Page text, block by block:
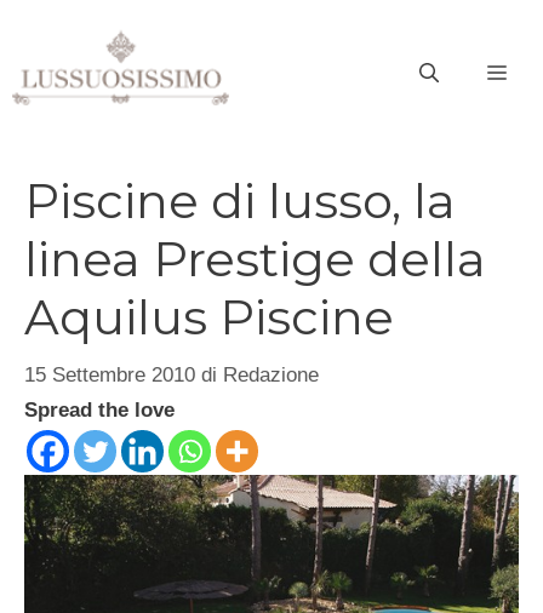
contenuto
Piscine di lusso, la
linea Prestige della
Aquilus Piscine
15 Settembre 2010 di Redazione
Spread the love